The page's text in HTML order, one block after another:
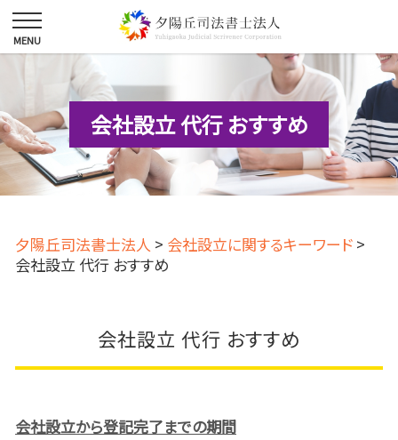
会社設立 代行 おすすめ
夕陽丘司法書士法人 > 会社設立に関するキーワード >
会社設立 代行 おすすめ
会社設立 代行 おすすめ
会社設立から登記完了までの期間